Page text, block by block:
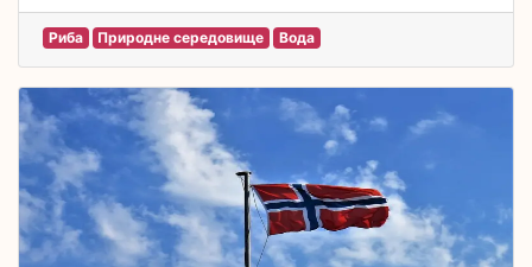
Риба Природне середовище Вода